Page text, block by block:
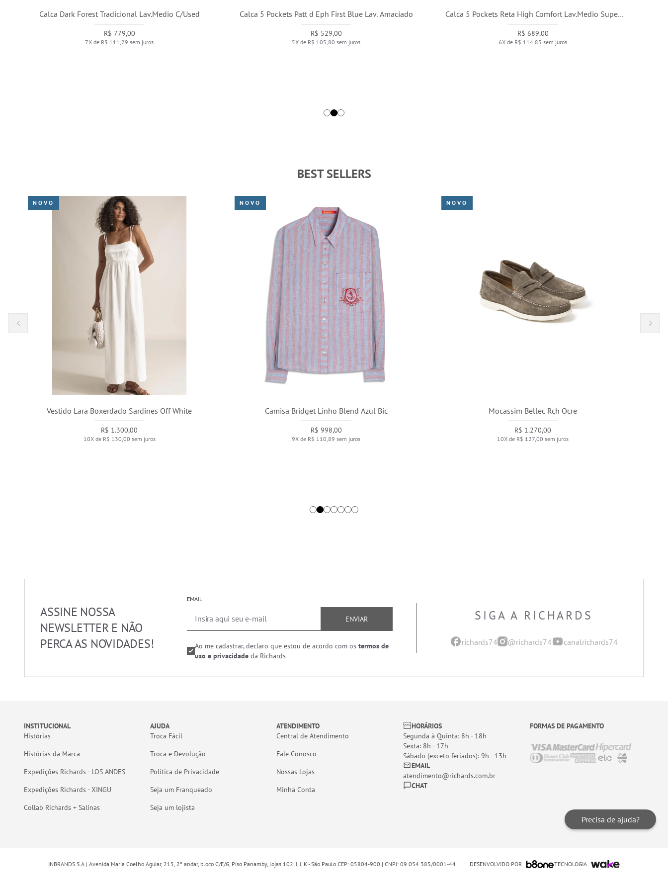
Calca Dark Forest Tradicional Lav.Medio C/Used
R$ 779,00
7X de R$ 111,29 sem juros
Calca 5 Pockets Patt d Eph First Blue Lav. Amaciado
R$ 529,00
5X de R$ 105,80 sem juros
Calca 5 Pockets Reta High Comfort Lav.Medio Super
Stone
R$ 689,00
6X de R$ 114,83 sem juros
BEST SELLERS
Vestido Lara Boxerdado Sardines Off White
R$ 1.300,00
10X de R$ 130,00 sem juros
NOVO
Camisa Bridget Linho Blend Azul Bic
R$ 998,00
9X de R$ 110,89 sem juros
NOVO
Mocassim Bellec Rch Ocre
R$ 1.270,00
10X de R$ 127,00 sem juros
NOVO
ASSINE NOSSA
NEWSLETTER E NÃO
PERCA AS NOVIDADES!
EMAIL
ENVIAR
Ao me cadastrar, declaro que estou de acordo com os termos de
uso e privacidade da Richards
SIGA A RICHARDS
richards74 @richards74 canalrichards74
Precisa de ajuda?
INSTITUCIONAL
Histórias
Histórias da Marca
Expedições Richards - LOS ANDES
Expedições Richards - XINGU
Collab Richards + Salinas
AJUDA
Troca Fácil
Troca e Devolução
Política de Privacidade
Seja um Franqueado
Seja um lojista
ATENDIMENTO
Central de Atendimento
Fale Conosco
Nossas Lojas
Minha Conta
HORÁRIOS
Segunda à Quinta: 8h - 18h
Sexta: 8h - 17h
Sábado (exceto feriados): 9h - 13h
EMAIL
atendimento@richards.com.br
CHAT
FORMAS DE PAGAMENTO
INBRANDS S.A | Avenida Maria Coelho Aguiar, 215, 2º andar, bloco C/E/G, Piso Panamby, lojas 102, I, J, K - São Paulo CEP: 05804-900 | CNPJ: 09.054.385/0001-44 DESENVOLVIDO POR TECNOLOGIA